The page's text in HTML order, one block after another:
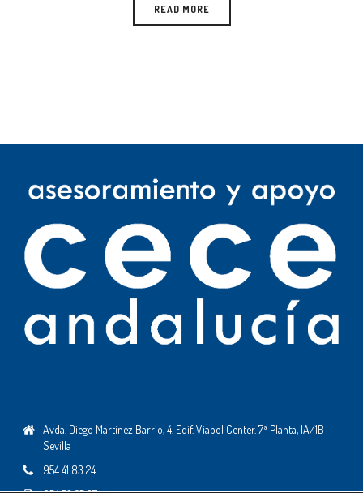
READ MORE
Avda. Diego Martínez Barrio, 4. Edif. Viapol Center. 7ª Planta, 1A/1B
Sevilla
954 41 83 24